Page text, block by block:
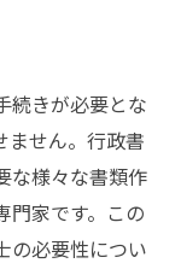
続きが必要とな
ません。行政書
な様々な書類作
門家です。この
の必要性につい